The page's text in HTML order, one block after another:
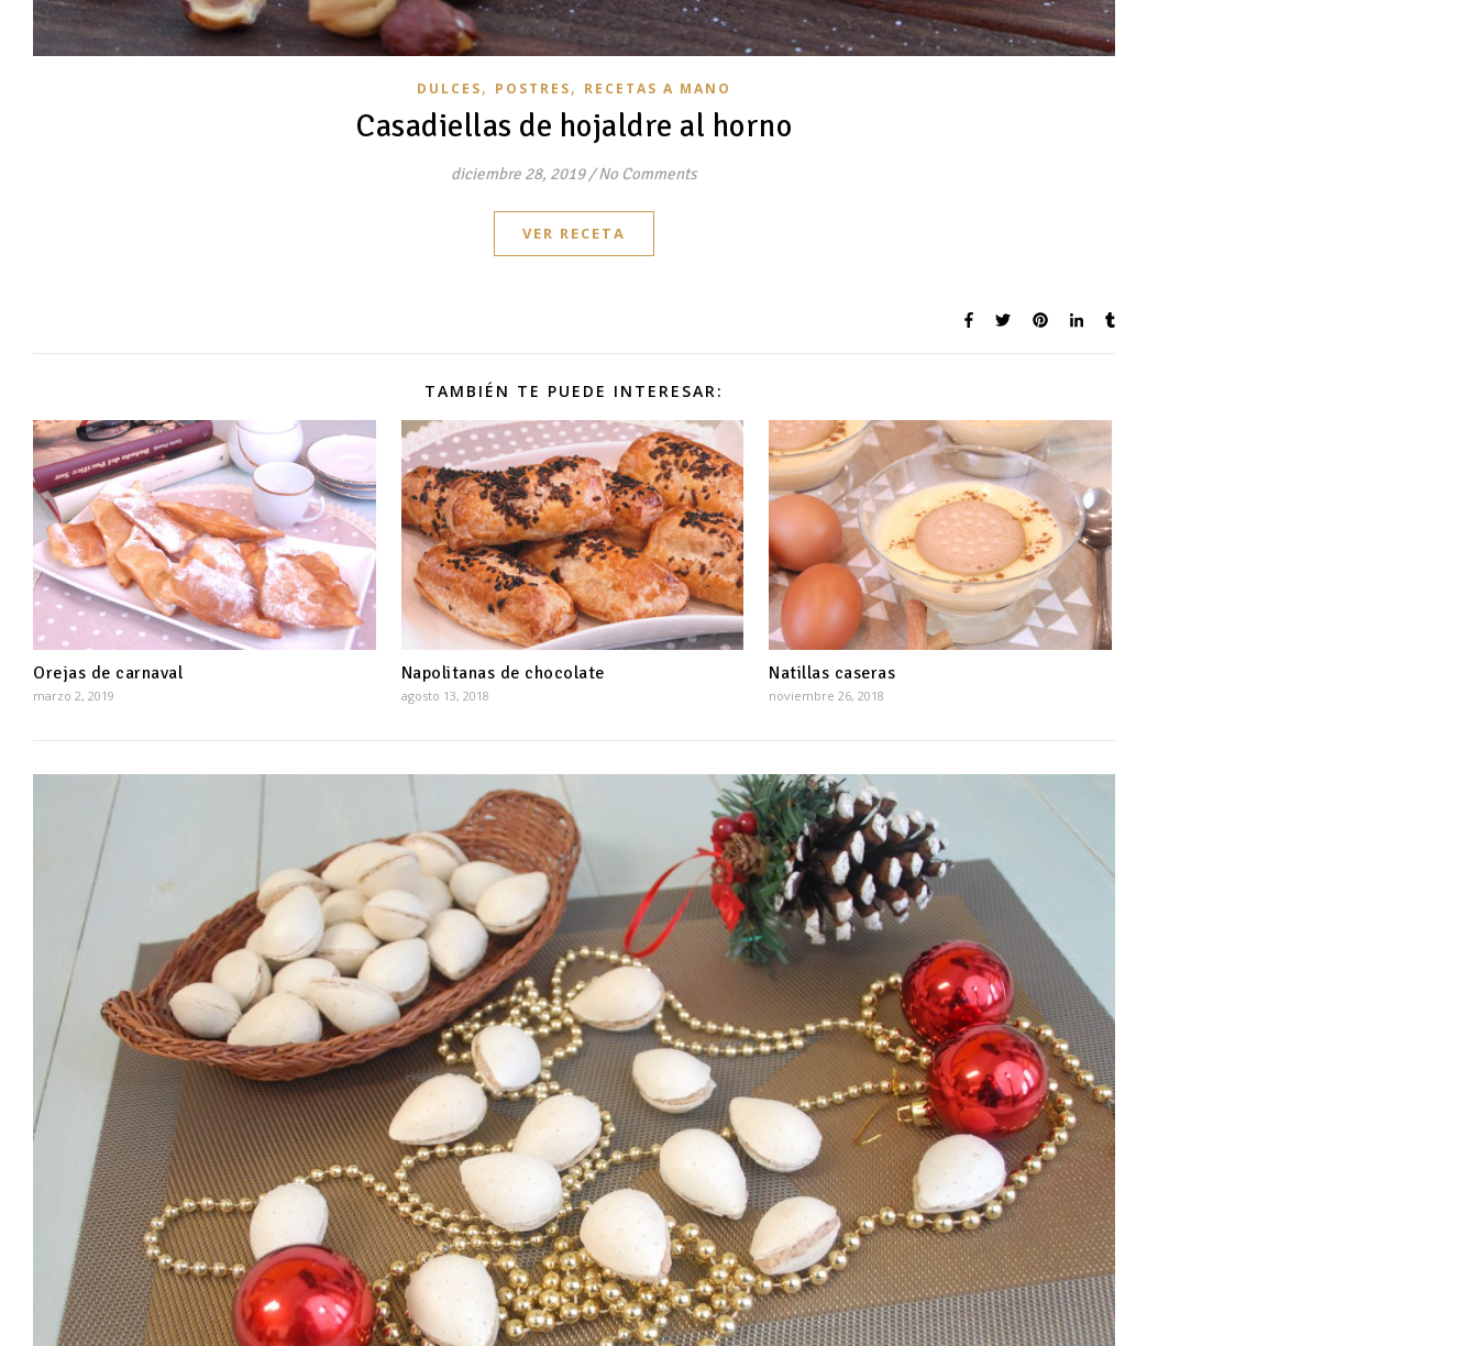
DULCES, POSTRES, RECETAS A MANO
Casadiellas de hojaldre al horno
diciembre 28, 2019 / No Comments
VER RECETA
TAMBIÉN TE PUEDE INTERESAR:
Orejas de carnaval
marzo 2, 2019
Napolitanas de chocolate
agosto 13, 2018
Natillas caseras
noviembre 26, 2018